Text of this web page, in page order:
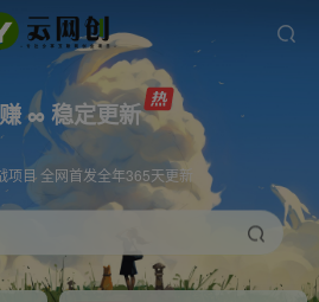
∞ 稳定更新
项目 全网首发全年365天更新